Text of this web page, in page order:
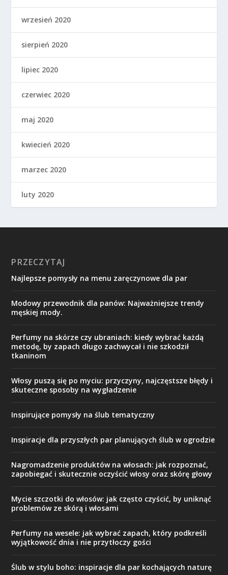
wrzesień 2020
sierpień 2020
lipiec 2020
czerwiec 2020
maj 2020
kwiecień 2020
marzec 2020
luty 2020
PRZECZYTAJ
Najlepsze pomysły na menu zaręczynowe dla par
Modowy przewodnik dla panów: Najważniejsze trendy
męskiej mody.
Perfumy na skórze czy ubraniach: kiedy wybrać każdą
metodę, by zapach długo zachwycał i nie szkodził
tkaninom
Włosy puszą się po myciu: przyczyny, najczęstsze błędy i
skuteczne sposoby na wygładzenie
Inspirujące pomysły na ślub tematyczny
Inspiracje dla przyszłych par planujących ślub w ogrodzie
Nagromadzenie produktów na włosach: jak rozpoznać,
zapobiegać i skutecznie oczyścić włosy oraz skórę głowy
Mycie szczotki do włosów: jak często czyścić, by uniknąć
problemów ze skórą i włosami
Perfumy na wesele: jak wybrać zapach, który podkreśli
wyjątkowość dnia i nie przytłoczy gości
Ślub w stylu boho: inspiracje dla par kochających naturę